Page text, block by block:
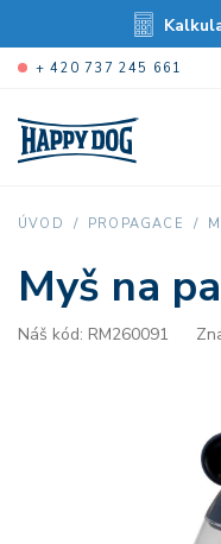
+ 420 737 245 661
ÚVOD PROPAGACE
Myš na
Náš kód: RM260091